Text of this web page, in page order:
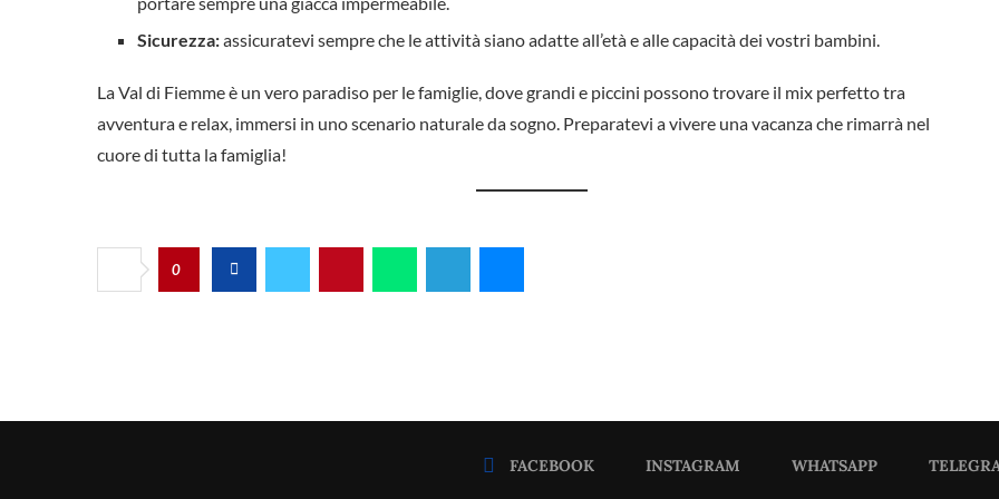
Sicurezza:assicuratevi sempre che le attività siano adatte all’età e alle capacità dei vostri bambini.
La Val di Fiemme è un vero paradiso per le famiglie, dove grandi e piccini possono trovare il mix perfetto tra
avventura e relax, immersi in uno scenario naturale da sogno. Preparatevi a vivere una vacanza che rimarrà nel
cuore di tutta la famiglia!
0
FACEBOOK INSTAGRAM WHATSAPP